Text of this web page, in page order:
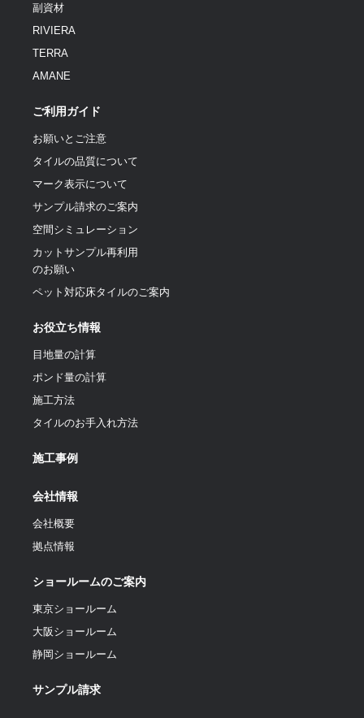
副資材
RIVIERA
TERRA
AMANE
ご利用ガイド
お願いとご注意
タイルの品質について
マーク表示について
サンプル請求のご案内
空間シミュレーション
カットサンプル再利用
のお願い
ペット対応床タイルのご案内
お役立ち情報
目地量の計算
ポンド量の計算
施工方法
タイルのお手入れ方法
施工事例
会社情報
会社概要
拠点情報
ショールームのご案内
東京ショールーム
大阪ショールーム
静岡ショールーム
サンプル請求